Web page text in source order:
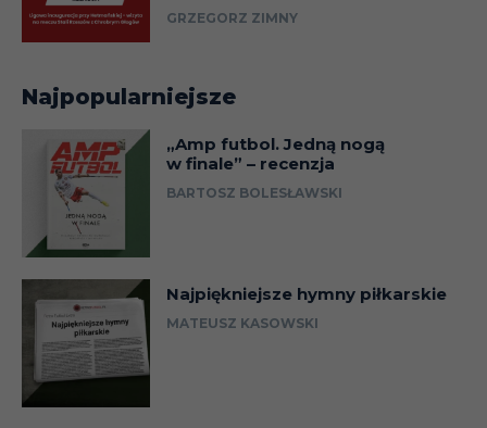
GRZEGORZ ZIMNY
Najpopularniejsze
„Amp futbol. Jedną nogą
w finale” – recenzja
BARTOSZ BOLESŁAWSKI
Najpiękniejsze hymny piłkarskie
MATEUSZ KASOWSKI